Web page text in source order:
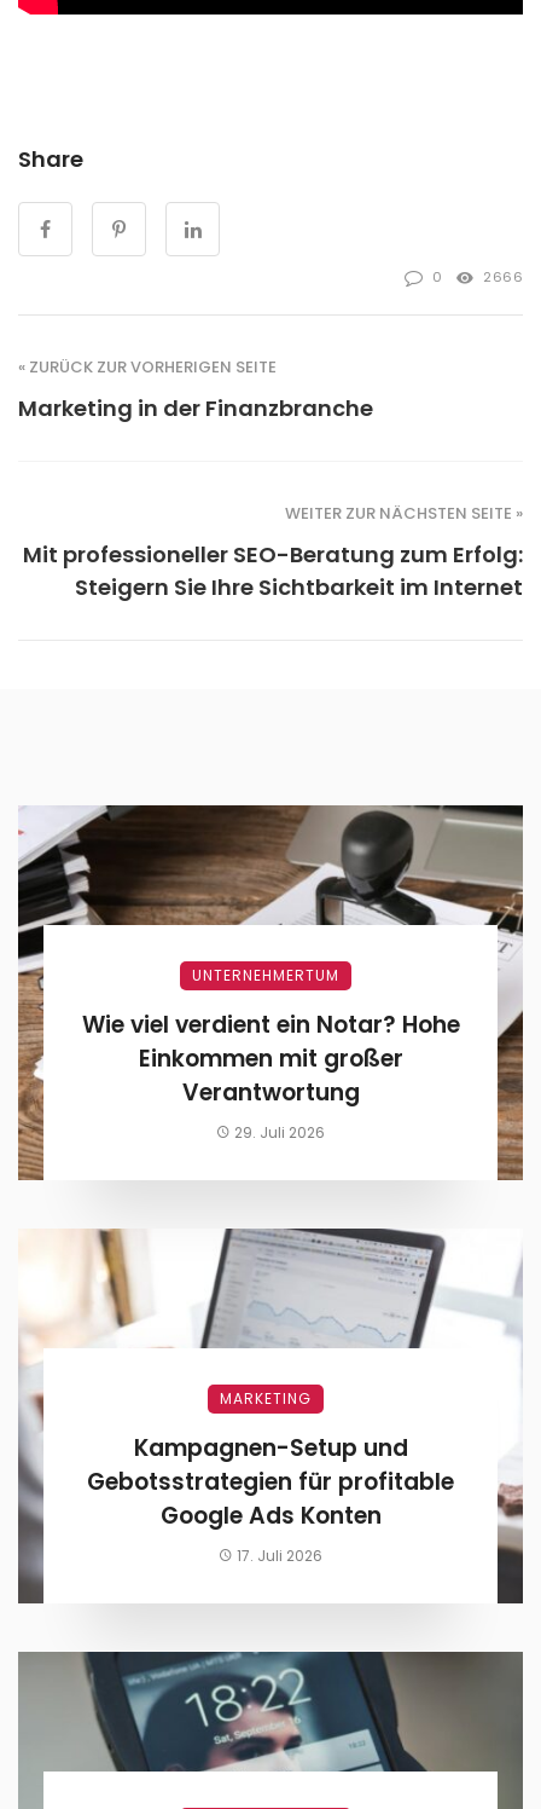
Share
0 2666
« ZURÜCK ZUR VORHERIGEN SEITE
Marketing in der Finanzbranche
WEITER ZUR NÄCHSTEN SEITE »
Mit professioneller SEO-Beratung zum Erfolg:
Steigern Sie Ihre Sichtbarkeit im Internet
UNTERNEHMERTUM
Wie viel verdient ein Notar? Hohe
Einkommen mit großer
Verantwortung
29. Juli 2026
MARKETING
Kampagnen-Setup und
Gebotsstrategien für profitable
Google Ads Konten
17. Juli 2026